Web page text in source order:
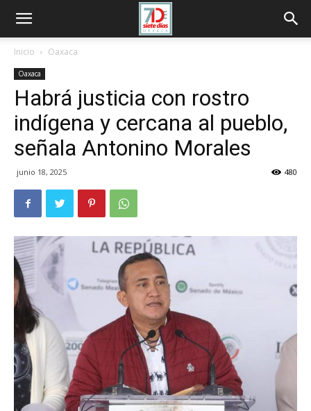
Inicio Oaxaca
Oaxaca
Habrá justicia con rostro
indígena y cercana al pueblo,
señala Antonino Morales
junio 18, 2025 480